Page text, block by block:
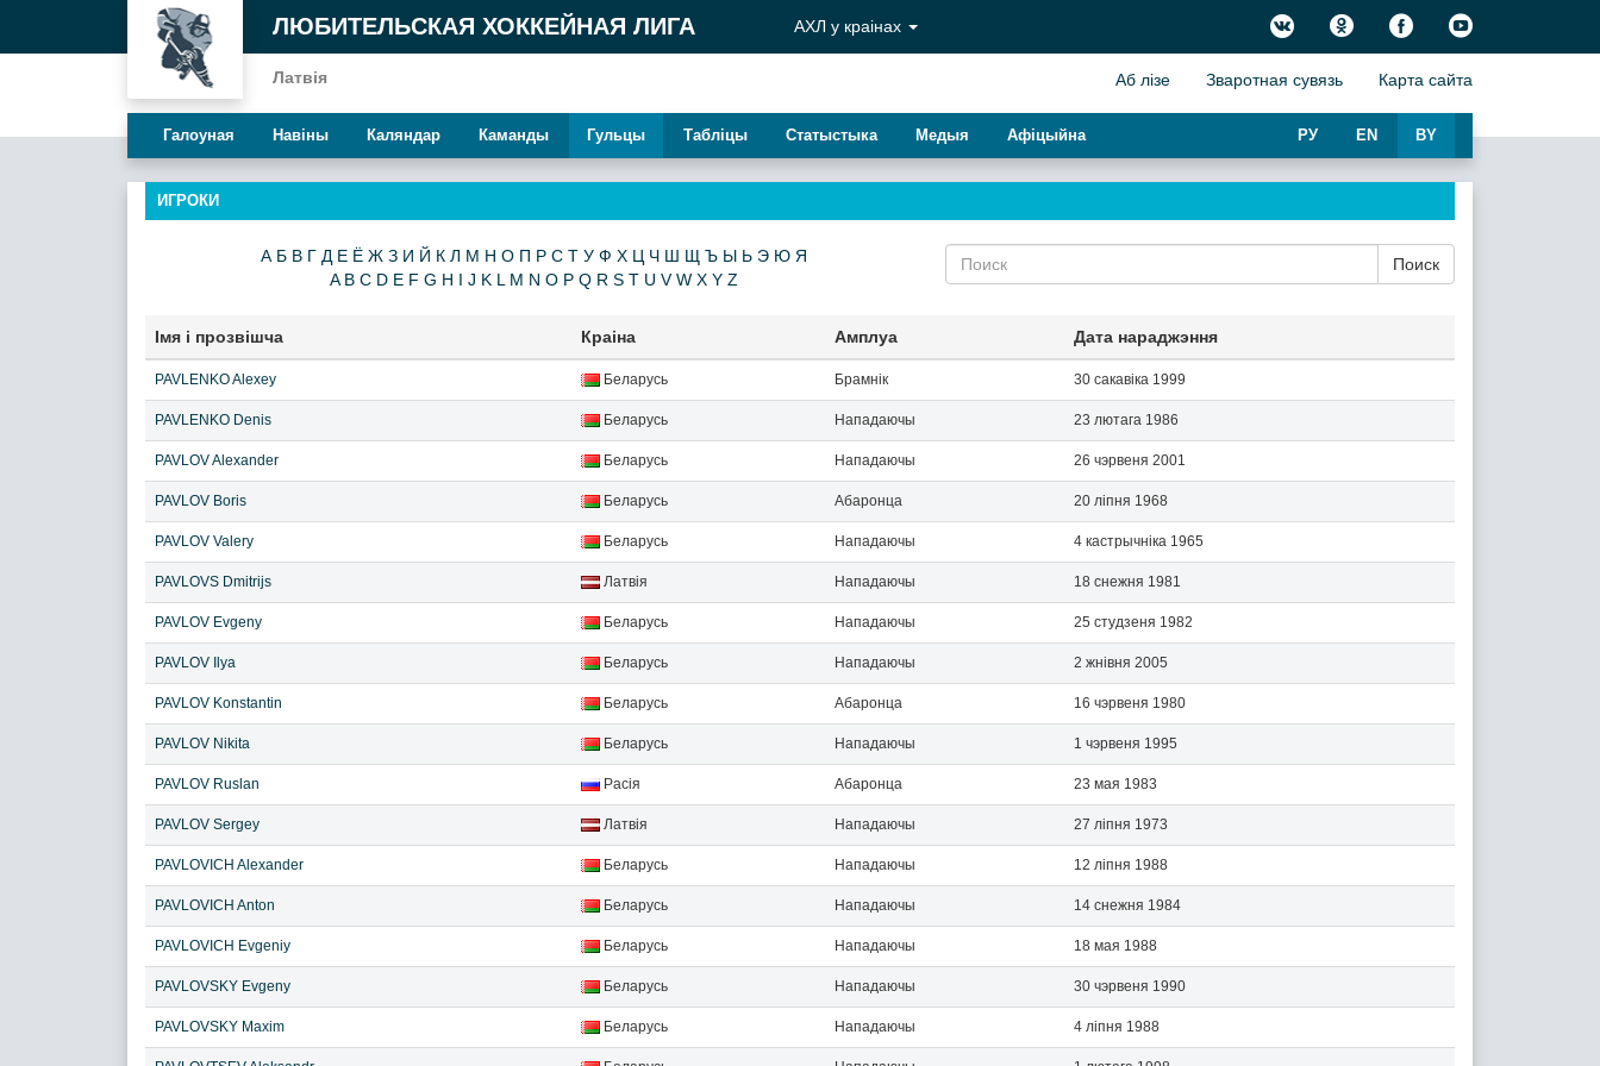
ЛЮБИТЕЛЬСКАЯ ХОККЕЙНАЯ ЛИГА
Латвія
АХЛ у краiнах
Аб лiзе Зваротная сувязь Карта сайта
Галоуная Навiны Каляндар Каманды Гульцы Таблiцы Статыстыка Медыя Афiцыйна BY
EN
РУ
ИГРОКИ
А Б В Г Д Е Ё Ж З И Й К Л М Н О П Р С Т У Ф Х Ц Ч Ш Щ Ъ Ы Ь Э Ю Я
A B C D E F G H I J K L M N O P Q R S T U V W X Y Z
Поиск
Iмя і прозвішча Краіна Амплуа Дата нараджэння
PAVLENKO Alexey Беларусь Брамнiк 30 сакавіка 1999
PAVLENKO Denis Беларусь Нападаючы 23 лютага 1986
PAVLOV Alexander Беларусь Нападаючы 26 чэрвеня 2001
PAVLOV Boris Беларусь Абаронца 20 ліпня 1968
PAVLOV Valery Беларусь Нападаючы 4 кастрычніка 1965
PAVLOVS Dmitrijs Латвія Нападаючы 18 снежня 1981
PAVLOV Evgeny Беларусь Нападаючы 25 студзеня 1982
PAVLOV Ilya Беларусь Нападаючы 2 жнівня 2005
PAVLOV Konstantin Беларусь Абаронца 16 чэрвеня 1980
PAVLOV Nikita Беларусь Нападаючы 1 чэрвеня 1995
PAVLOV Ruslan Расія Абаронца 23 мая 1983
PAVLOV Sergey Латвія Нападаючы 27 ліпня 1973
PAVLOVICH Alexander Беларусь Нападаючы 12 ліпня 1988
PAVLOVICH Anton Беларусь Нападаючы 14 снежня 1984
PAVLOVICH Evgeniy Беларусь Нападаючы 18 мая 1988
PAVLOVSKY Evgeny Беларусь Нападаючы 30 чэрвеня 1990
PAVLOVSKY Maxim Беларусь Нападаючы 4 ліпня 1988